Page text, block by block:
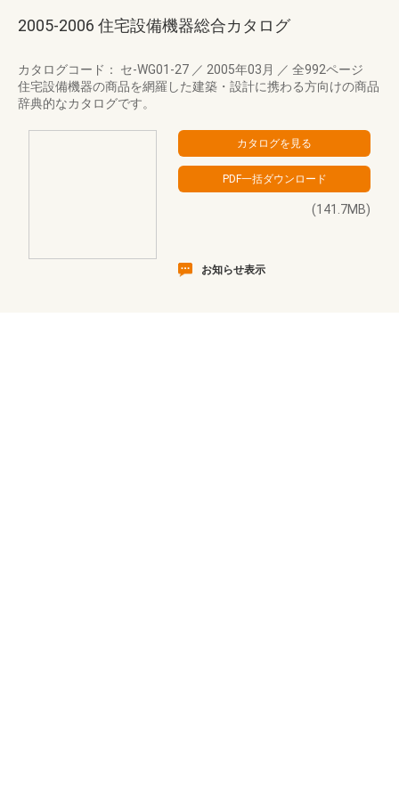
2005-2006 住宅設備機器総合カタログ
カタログコード： セ-WG01-27 ／ 2005年03月 ／ 全992ページ
住宅設備機器の商品を網羅した建築・設計に携わる方向けの商品
辞典的なカタログです。
(141.7MB)
お知らせ表示